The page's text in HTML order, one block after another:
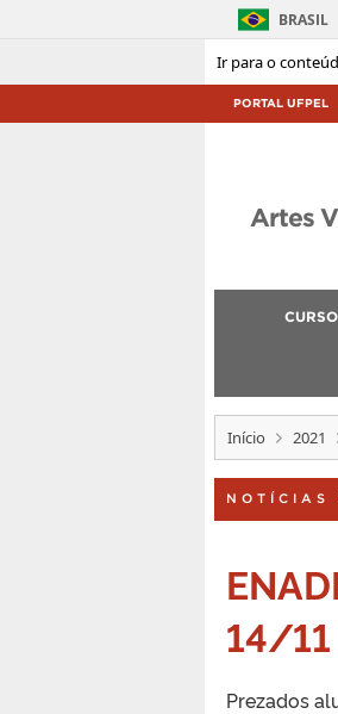
Ir para o
BRASIL
PORTAL UFPEL
Artes
CURSO
Início 2021
NOTÍCIAS
14/11
Prezados